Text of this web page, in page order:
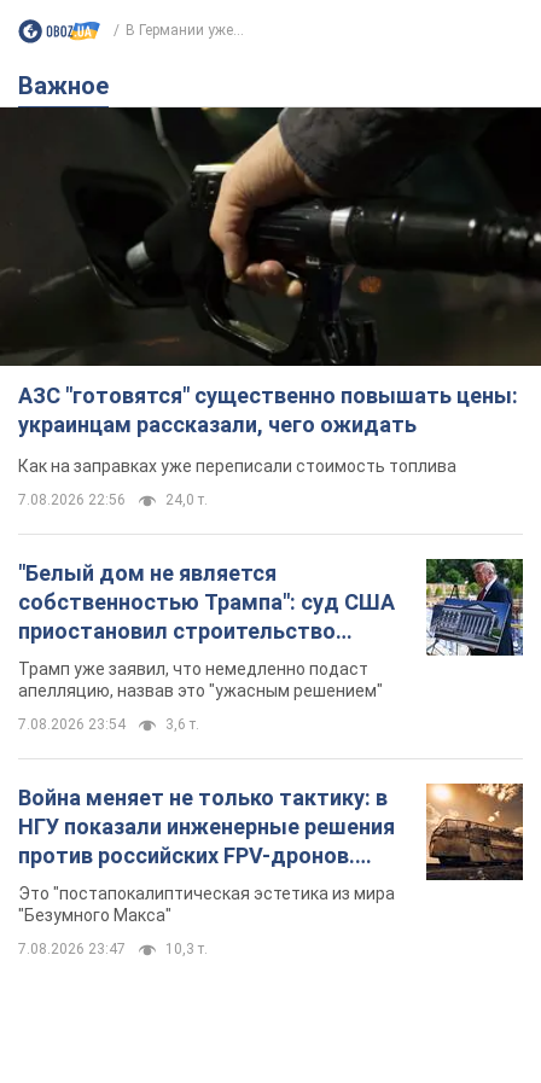
В Германии уже...
Важное
АЗС "готовятся" существенно повышать цены:
украинцам рассказали, чего ожидать
Как на заправках уже переписали стоимость топлива
7.08.2026 22:56 24,0 т.
"Белый дом не является
собственностью Трампа": суд США
приостановил строительство
бального зала стоимостью 400 млн
долларов
Трамп уже заявил, что немедленно подаст
апелляцию, назвав это "ужасным решением"
7.08.2026 23:54 3,6 т.
Война меняет не только тактику: в
НГУ показали инженерные решения
против российских FPV-дронов.
Фото
Это "постапокалиптическая эстетика из мира
"Безумного Макса"
7.08.2026 23:47 10,3 т.